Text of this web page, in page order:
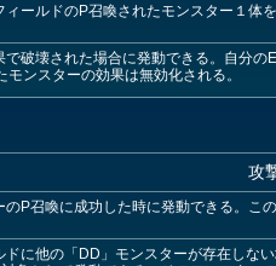
ールドのP召喚されたモンスター１体
破壊された場合に発動できる。自分の
ンスターの効果は無効化される。
攻
P召喚に成功した時に発動できる。こ
に他の「DD」モンスターが存在しな